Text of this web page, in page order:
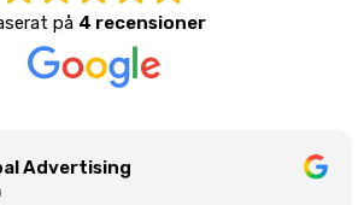
på 4 recensioner
Advertising